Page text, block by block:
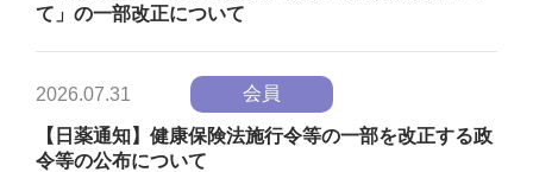
て」の一部改正について
2026.07.31 会員
【日薬通知】健康保険法施行令等の一部を改正する政
令等の公布について